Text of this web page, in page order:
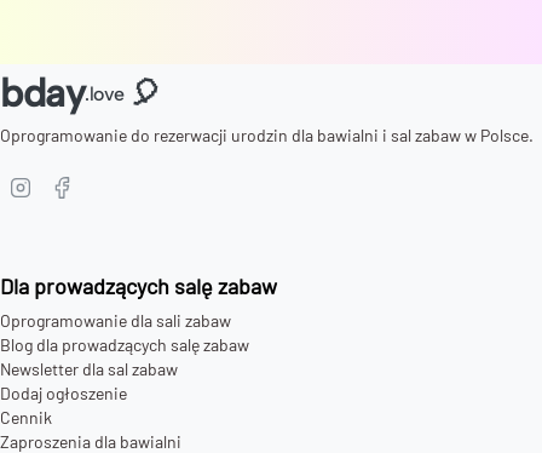
bday.love 🎈
Oprogramowanie do rezerwacji urodzin dla bawialni i sal zabaw w Polsce.
Dla prowadzących salę zabaw
Oprogramowanie dla sali zabaw
Blog dla prowadzących salę zabaw
Newsletter dla sal zabaw
Dodaj ogłoszenie
Cennik
Zaproszenia dla bawialni